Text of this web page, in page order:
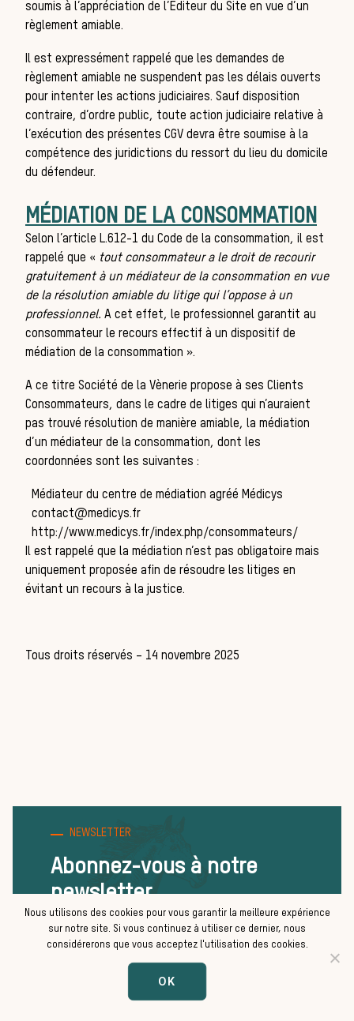
la
soumis à l’appréciation de l’Editeur du Site en vue d’un
règlement amiable.
Il est expressément rappelé que les demandes de
règlement amiable ne suspendent pas les délais ouverts
pour intenter les actions judiciaires. Sauf disposition
contraire, d’ordre public, toute action judiciaire relative à
l’exécution des présentes CGV devra être soumise à la
compétence des juridictions du ressort du lieu du domicile
du défendeur.
MÉDIATION DE LA CONSOMMATION
Selon l’article L.612-1 du Code de la consommation, il est
rappelé que « tout consommateur a le droit de recourir
gratuitement à un médiateur de la consommation en vue
de la résolution amiable du litige qui l’oppose à un
professionnel. A cet effet, le professionnel garantit au
consommateur le recours effectif à un dispositif de
médiation de la consommation ».
A ce titre Société de la Vènerie propose à ses Clients
Consommateurs, dans le cadre de litiges qui n’auraient
pas trouvé résolution de manière amiable, la médiation
d’un médiateur de la consommation, dont les
coordonnées sont les suivantes :
Médiateur du centre de médiation agréé Médicys
contact@medicys.fr
http://www.medicys.fr/index.php/consommateurs/
Il est rappelé que la médiation n’est pas obligatoire mais
uniquement proposée afin de résoudre les litiges en
évitant un recours à la justice.
Tous droits réservés – 14 novembre 2025
NEWSLETTER
Abonnez-vous à notre
newsletter
Nous utilisons des cookies pour vous garantir la meilleure expérience
sur notre site. Si vous continuez à utiliser ce dernier, nous
considérerons que vous acceptez l'utilisation des cookies.
OK